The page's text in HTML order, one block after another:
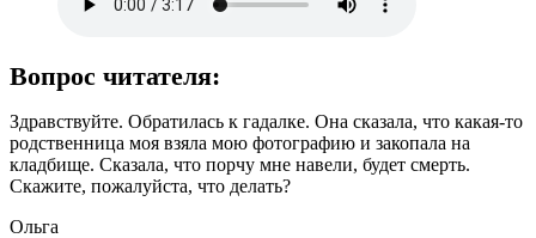
Вопрос читателя:
Здравствуйте. Обратилась к гадалке. Она сказала, что какая-то
родственница моя взяла мою фотографию и закопала на
кладбище. Сказала, что порчу мне навели, будет смерть.
Скажите, пожалуйста, что делать?
Ольга